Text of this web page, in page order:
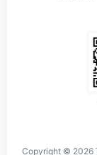
Copyright © 2026